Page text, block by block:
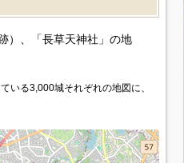
）、「長草天神社」の地
いる3,000城それぞれの地図に、